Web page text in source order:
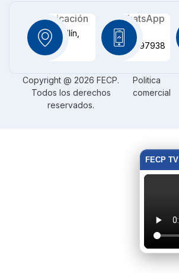
FECP TV
Ubicación
Medellín,
CO
WhatsApp
+57
3116097938
Copyright @ 2026 FECP.
Todos los derechos
reservados.
Politica
comercial